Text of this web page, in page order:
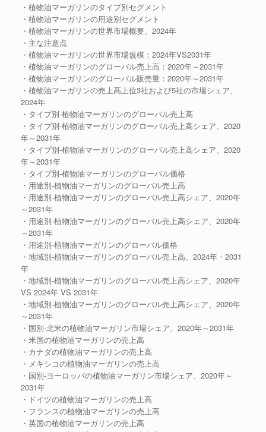
・植物油マーガリンのタイプ別セグメント
・植物油マーガリンの用途別セグメント
・植物油マーガリンの世界市場概要、2024年
・主な注意点
・植物油マーガリンの世界市場規模：2024年VS2031年
・植物油マーガリンのグローバル売上高：2020年～2031年
・植物油マーガリンのグローバル販売量：2020年～2031年
・植物油マーガリンの売上高上位3社および5社の市場シェア、
2024年
・タイプ別-植物油マーガリンのグローバル売上高
・タイプ別-植物油マーガリンのグローバル売上高シェア、2020
年～2031年
・タイプ別-植物油マーガリンのグローバル売上高シェア、2020
年～2031年
・タイプ別-植物油マーガリンのグローバル価格
・用途別-植物油マーガリンのグローバル売上高
・用途別-植物油マーガリンのグローバル売上高シェア、2020年
～2031年
・用途別-植物油マーガリンのグローバル売上高シェア、2020年
～2031年
・用途別-植物油マーガリンのグローバル価格
・地域別-植物油マーガリンのグローバル売上高、2024年・2031
年
・地域別-植物油マーガリンのグローバル売上高シェア、2020年
VS 2024年 VS 2031年
・地域別-植物油マーガリンのグローバル売上高シェア、2020年
～2031年
・国別-北米の植物油マーガリン市場シェア、2020年～2031年
・米国の植物油マーガリンの売上高
・カナダの植物油マーガリンの売上高
・メキシコの植物油マーガリンの売上高
・国別-ヨーロッパの植物油マーガリン市場シェア、2020年～
2031年
・ドイツの植物油マーガリンの売上高
・フランスの植物油マーガリンの売上高
・英国の植物油マーガリンの売上高